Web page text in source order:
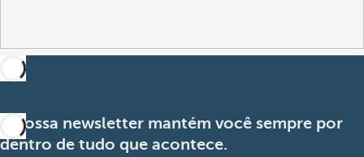
A nossa newsletter mantém você sempre por
dentro de tudo que acontece.